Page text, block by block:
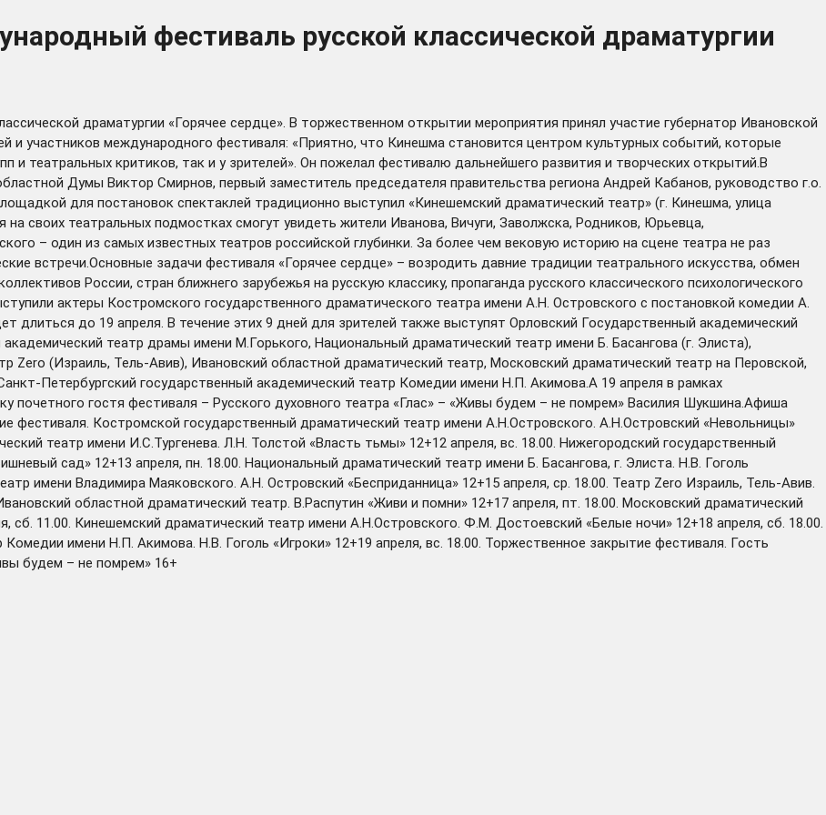
фестиваль русской классической драматургии
драматургии «Горячее сердце». В торжественном открытии мероприятия принял участие губернатор Ивановской
и участников международного фестиваля: «Приятно, что Кинешма становится центром культурных событий, которые
и театральных критиков, так и у зрителей». Он пожелал фестивалю дальнейшего развития и творческих открытий.В
Думы Виктор Смирнов, первый заместитель председателя правительства региона Андрей Кабанов, руководство г.о.
для постановок спектаклей традиционно выступил «Кинешемский драматический театр» (г. Кинешма, улица
своих театральных подмостках смогут увидеть жители Иванова, Вичуги, Заволжска, Родников, Юрьевца,
– один из самых известных театров российской глубинки. За более чем вековую историю на сцене театра не раз
встречи.Основные задачи фестиваля «Горячее сердце» – возродить давние традиции театрального искусства, обмен
России, стран ближнего зарубежья на русскую классику, пропаганда русского классического психологического
актеры Костромского государственного драматического театра имени А.Н. Островского с постановкой комедии А.
длиться до 19 апреля. В течение этих 9 дней для зрителей также выступят Орловский Государственный академический
театр драмы имени М.Горького, Национальный драматический театр имени Б. Басангова (г. Элиста),
Zero (Израиль, Тель-Авив), Ивановский областной драматический театр, Московский драматический театр на Перовской,
Петербургский государственный академический театр Комедии имени Н.П. Акимова.А 19 апреля в рамках
почетного гостя фестиваля – Русского духовного театра «Глас» – «Живы будем – не помрем» Василия Шукшина.Афиша
фестиваля. Костромской государственный драматический театр имени А.Н.Островского. А.Н.Островский «Невольницы»
театр имени И.С.Тургенева. Л.Н. Толстой «Власть тьмы» 12+12 апреля, вс. 18.00. Нижегородский государственный
сад» 12+13 апреля, пн. 18.00. Национальный драматический театр имени Б. Басангова, г. Элиста. Н.В. Гоголь
имени Владимира Маяковского. А.Н. Островский «Бесприданница» 12+15 апреля, ср. 18.00. Театр Zero Израиль, Тель-Авив.
областной драматический театр. В.Распутин «Живи и помни» 12+17 апреля, пт. 18.00. Московский драматический
11.00. Кинешемский драматический театр имени А.Н.Островского. Ф.М. Достоевский «Белые ночи» 12+18 апреля, сб. 18.00.
имени Н.П. Акимова. Н.В. Гоголь «Игроки» 12+19 апреля, вс. 18.00. Торжественное закрытие фестиваля. Гость
будем – не помрем» 16+